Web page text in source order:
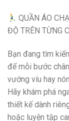
QUẦN ÁO
ĐỘ TRÊN TỪNG
Bạn đang tìm
để mỗi bước
vướng víu hay
Hãy khám phá
thiết kế dành
hoặc luyện tập